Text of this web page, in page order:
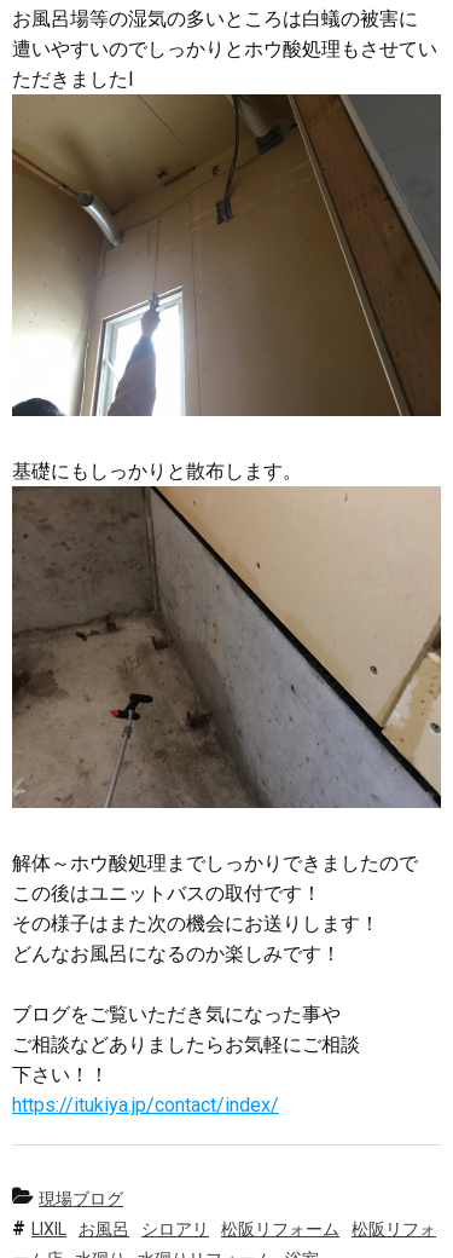
お風呂場等の湿気の多いところは白蟻の被害に
遭いやすいのでしっかりとホウ酸処理もさせてい
ただきましたI
基礎にもしっかりと散布します。
解体～ホウ酸処理までしっかりできましたので
この後はユニットバスの取付です！
その様子はまた次の機会にお送りします！
どんなお風呂になるのか楽しみです！
ブログをご覧いただき気になった事や
ご相談などありましたらお気軽にご相談
下さい！！
https://itukiya.jp/contact/index/
現場ブログ
LIXIL
お風呂 シロアリ 松阪リフォーム
松阪リフォ